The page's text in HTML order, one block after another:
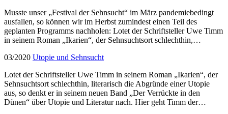
Musste unser „Festival der Sehnsucht“ im März pandemiebedingt
ausfallen, so können wir im Herbst zumindest einen Teil des
geplanten Programms nachholen: Lotet der Schriftsteller Uwe Timm
in seinem Roman „Ikarien“, der Sehnsuchtsort schlechthin,…
03/2020 Utopie und Sehnsucht
Lotet der Schriftsteller Uwe Timm in seinem Roman „Ikarien“, der
Sehnsuchtsort schlechthin, literarisch die Abgründe einer Utopie
aus, so denkt er in seinem neuen Band „Der Verrückte in den
Dünen“ über Utopie und Literatur nach. Hier geht Timm der…